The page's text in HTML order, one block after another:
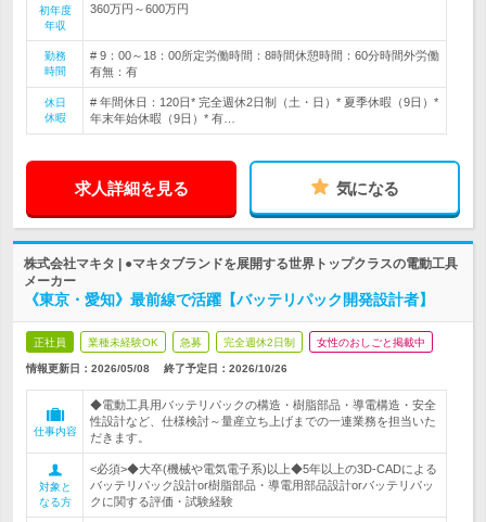
初年度
年収
360万円～600万円
勤務
時間
# 9：00～18：00所定労働時間：8時間休憩時間：60分時間外労働
有無：有
休日
休暇
# 年間休日：120日* 完全週休2日制（土・日）* 夏季休暇（9日）*
年末年始休暇（9日）* 有…
求人詳細を見る 気になる
株式会社マキタ | ●マキタブランドを展開する世界トップクラスの電動工具
メーカー
《東京・愛知》最前線で活躍【バッテリパック開発設計者】
正社員 業種未経験OK 急募 完全週休2日制 女性のおしごと掲載中
情報更新日：2026/05/08 終了予定日： 2026/10/26
仕事内容
◆電動工具用バッテリパックの構造・樹脂部品・導電構造・安全
性設計など、仕様検討～量産立ち上げまでの一連業務を担当いた
だきます。
対象と
なる方
<必須>◆大卒(機械や電気電子系)以上◆5年以上の3D-CADによる
バッテリパック設計or樹脂部品・導電用部品設計orバッテリパッ
クに関する評価・試験経験